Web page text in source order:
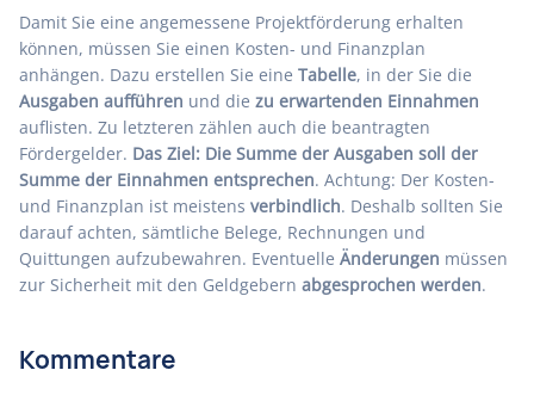
Damit Sie eine angemessene Projektförderung erhalten
können, müssen Sie einen Kosten- und Finanzplan
anhängen. Dazu erstellen Sie eine Tabelle, in der Sie die
Ausgaben aufführen und die zu erwartenden Einnahmen
auflisten. Zu letzteren zählen auch die beantragten
Fördergelder. Das Ziel: Die Summe der Ausgaben soll der
Summe der Einnahmen entsprechen. Achtung: Der Kosten-
und Finanzplan ist meistens verbindlich. Deshalb sollten Sie
darauf achten, sämtliche Belege, Rechnungen und
Quittungen aufzubewahren. Eventuelle Änderungen müssen
zur Sicherheit mit den Geldgebern abgesprochen werden.
Kommentare